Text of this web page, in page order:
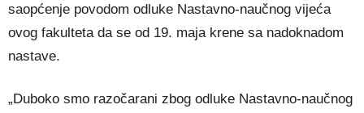
saopćenje povodom odluke Nastavno-naučnog vijeća
ovog fakulteta da se od 19. maja krene sa nadoknadom
nastave.
„Duboko smo razočarani zbog odluke Nastavno-naučnog